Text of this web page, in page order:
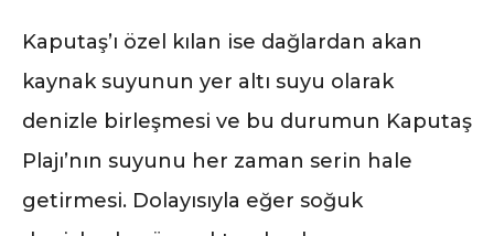
Kaputaş’ı özel kılan ise dağlardan akan
kaynak suyunun yer altı suyu olarak
denizle birleşmesi ve bu durumun Kaputaş
Plajı’nın suyunu her zaman serin hale
getirmesi. Dolayısıyla eğer soğuk